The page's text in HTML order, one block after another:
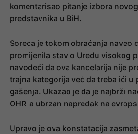
komentarisao pitanje izbora
predstavnika u BiH.
Soreca je tokom obraćanja naveo
promijenila stav o Uredu visokog
navodeći da ova kancelarija nije
trajna kategorija već da treba ići u
gašenja. Ukazao je da je najbrži
OHR-a ubrzan napredak na
Upravo je ova konstatacija